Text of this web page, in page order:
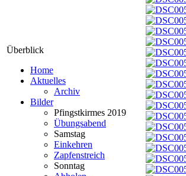
Überblick
Home
Aktuelles
Archiv
Bilder
Pfingstkirmes 2019
Übungsabend
Samstag
Einkehren
Zapfenstreich
Sonntag